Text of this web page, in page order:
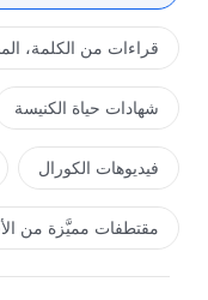
قراءات من الكلمة، المجلد 7: حول السعي
شهادات حياة الكنيسة
فيديوهات الكورال
مقتطفات مميَّزة من